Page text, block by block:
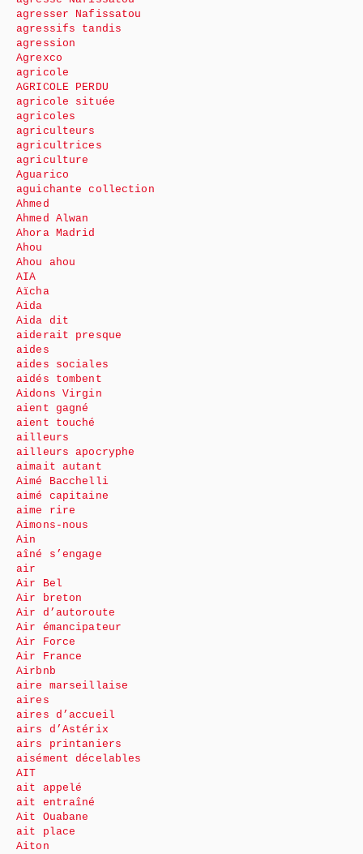
agresser Nafissatou
agressifs tandis
agression
Agrexco
agricole
AGRICOLE PERDU
agricole située
agricoles
agriculteurs
agricultrices
agriculture
Aguarico
aguichante collection
Ahmed
Ahmed Alwan
Ahora Madrid
Ahou
Ahou ahou
AIA
Aïcha
Aida
Aida dit
aiderait presque
aides
aides sociales
aidés tombent
Aidons Virgin
aient gagné
aient touché
ailleurs
ailleurs apocryphe
aimait autant
Aimé Bacchelli
aimé capitaine
aime rire
Aimons-nous
Ain
aîné s’engage
air
Air Bel
Air breton
Air d’autoroute
Air émancipateur
Air Force
Air France
Airbnb
aire marseillaise
aires
aires d’accueil
airs d’Astérix
airs printaniers
aisément décelables
AIT
ait appelé
ait entraîné
Ait Ouabane
ait place
Aiton